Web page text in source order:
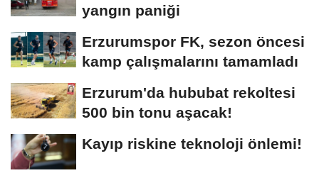
yangın paniği
Erzurumspor FK, sezon öncesi
kamp çalışmalarını tamamladı
Erzurum'da hububat rekoltesi
500 bin tonu aşacak!
Kayıp riskine teknoloji önlemi!